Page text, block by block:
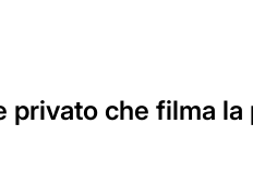
che filma la